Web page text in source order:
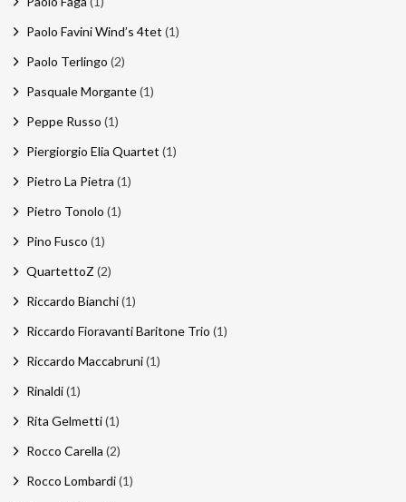
Paolo Favini Wind’s 4tet (1)
Paolo Terlingo (2)
Pasquale Morgante(1)
Peppe Russo (1)
Piergiorgio Elia Quartet (1)
Pietro La Pietra (1)
Pietro Tonolo (1)
Pino Fusco (1)
QuartettoZ (2)
Riccardo Bianchi(1)
Riccardo Fioravanti Baritone Trio (1)
Riccardo Maccabruni(1)
Rinaldi(1)
Rita Gelmetti(1)
Rocco Carella (2)
Rocco Lombardi(1)